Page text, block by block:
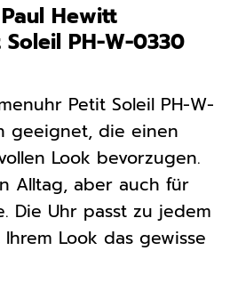
Hewitt
PH-W-0330
Petit Soleil PH-W-
geeignet, die einen
Look bevorzugen.
Alltag, aber auch für
Die Uhr passt zu jedem
Look das gewisse